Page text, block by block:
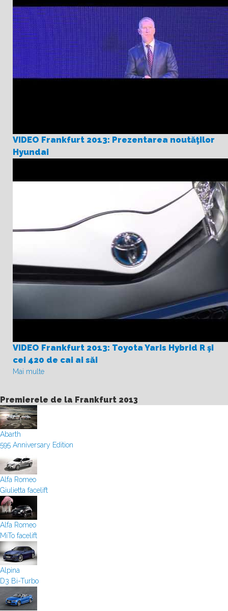
VIDEO Frankfurt 2013: Prezentarea noutăţilor
Hyundai
VIDEO Frankfurt 2013: Toyota Yaris Hybrid R şi
cei 420 de cai ai săi
Mai multe
Premierele de la Frankfurt 2013
Abarth
595 Anniversary Edition
Alfa Romeo
Giulietta facelift
Alfa Romeo
MiTo facelift
Alpina
D3 Bi-Turbo